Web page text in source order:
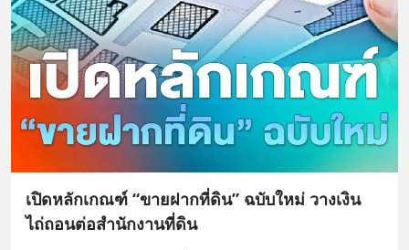
เปิดหลักเกณฑ์ “ขายฝากที่ดิน” ฉบับใหม่ วางเงิน
ไถ่ถอนต่อสำนักงานที่ดิน